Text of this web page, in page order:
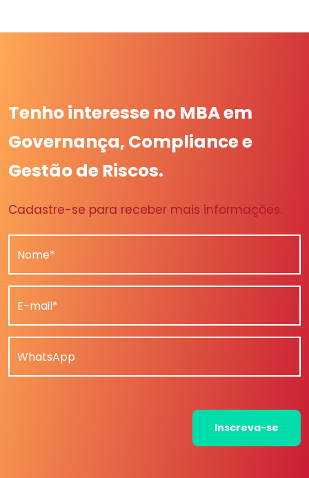
Tenho interesse no MBA em
Governança, Compliance e
Gestão de Riscos.
Cadastre-se para receber mais informações.
Nome*
E-mail*
WhatsApp
Inscreva-se